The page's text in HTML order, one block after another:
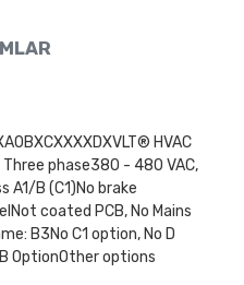
HVAC
Three phase380 - 480 VAC,
A1/B (C1)No brake
coated PCB, No Mains
B3No C1 option, No D
B OptionOther options